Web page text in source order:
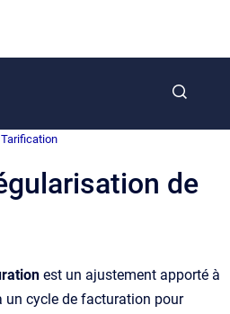
de
est un ajustement apporté à
un cycle de facturation pour